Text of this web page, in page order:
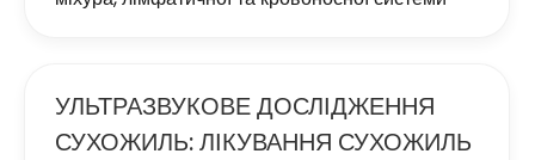
УЛЬТРАЗВУКОВЕ ДОСЛІДЖЕННЯ
СУХОЖИЛЬ: ЛІКУВАННЯ СУХОЖИЛЬ